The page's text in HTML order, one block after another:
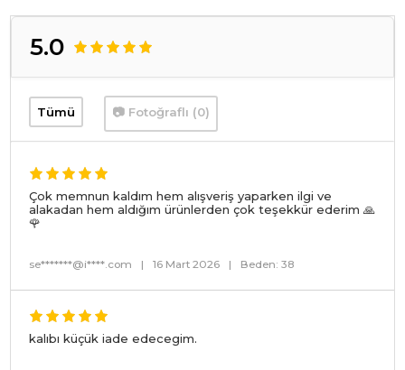
5.0
Tümü 📷 Fotoğraflı (0)
Çok memnun kaldım hem alışveriş yaparken ilgi ve
alakadan hem aldığım ürünlerden çok teşekkür ederim 🙏
🌹
se*******@i****.com | 16 Mart 2026 | Beden: 38
kalıbı küçük iade edecegim.